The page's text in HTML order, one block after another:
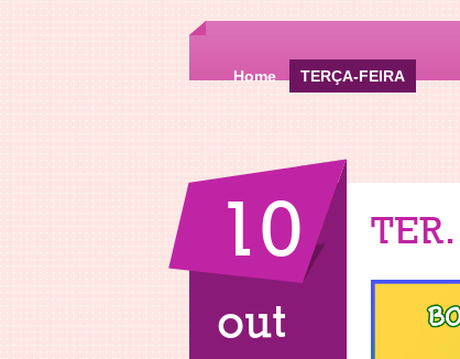
Home TERÇA-FEIRA
10
out